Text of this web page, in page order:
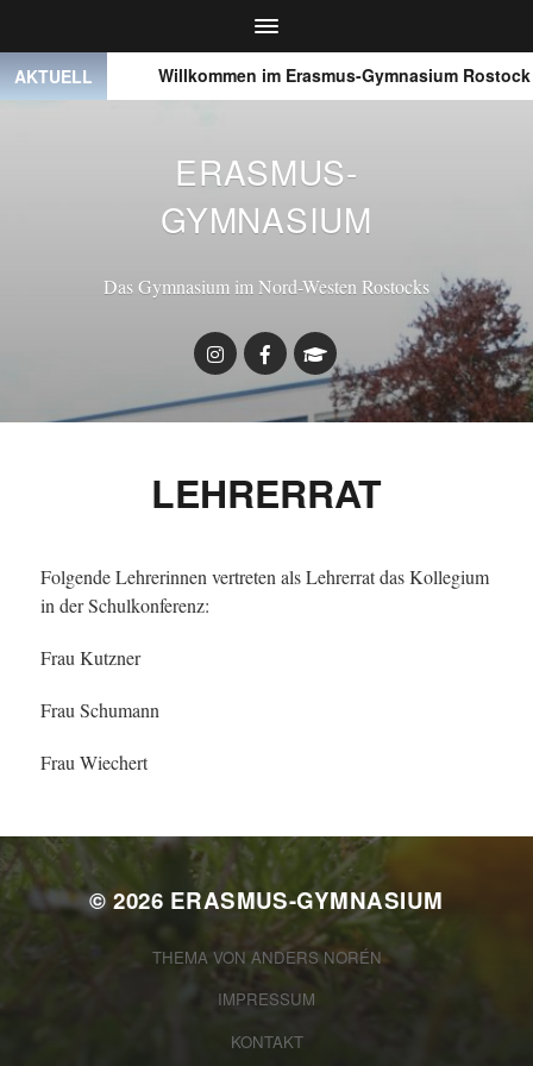
AKTUELL
● ● ● Willkommen im Erasmus-Gymnasium Rostock
ERASMUS-
GYMNASIUM
Das Gymnasium im Nord-Westen Rostocks
LEHRERRAT
Folgende Lehrerinnen vertreten als Lehrerrat das Kollegium
in der Schulkonferenz:
Frau Kutzner
Frau Schumann
Frau Wiechert
© 2026 ERASMUS-GYMNASIUM
THEMA VON ANDERS NORÉN
IMPRESSUM
KONTAKT